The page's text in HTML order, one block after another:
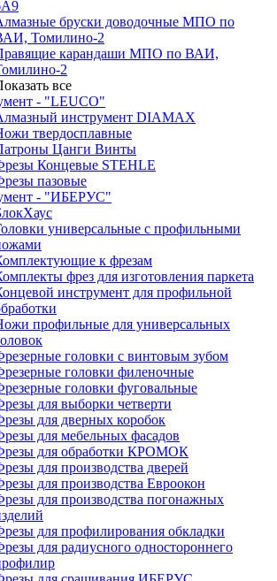
бруски доводочные МПО по
Томилино-2
карандаши МПО по ВАИ,
2
все
- "LEUCO"
инструмент DIAMAX
твердосплавные
Цанги Винты
Концевые STEHLE
пазовые
- "ИБЕРУС"
универсальные с профильными
к фрезам
фрез для изготовления паркета
инструмент для профильной
профильные для универсальных
головки с винтовым зубом
головки филеночные
головки фуговальные
для выборки четверти
для дверных коробок
для мебельных фасадов
для обработки КРОМОК
для производства дверей
для производства Евроокон
для производства погонажных
для профилирования обкладки
для радиусного одностороннего